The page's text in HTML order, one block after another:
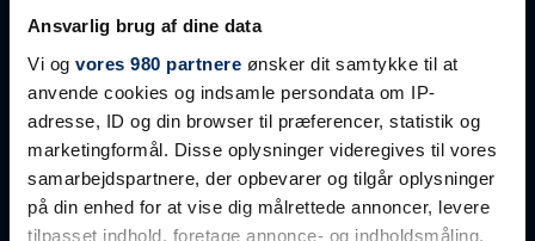
Ansvarlig brug af dine data
Vi og vores 980 partnere ønsker dit samtykke til at
anvende cookies og indsamle persondata om IP-
adresse, ID og din browser til præferencer, statistik og
marketingformål. Disse oplysninger videregives til vores
samarbejdspartnere, der opbevarer og tilgår oplysninger
på din enhed for at vise dig målrettede annoncer, levere
tilpasset indhold, foretage annonce- og indholdsmåling,
T. +45 7637 7000
info@crhconcrete.dk
Find kontaktdata her:
Kontakt os
Faktura sendes på:
faktura@crhconcrete.dk